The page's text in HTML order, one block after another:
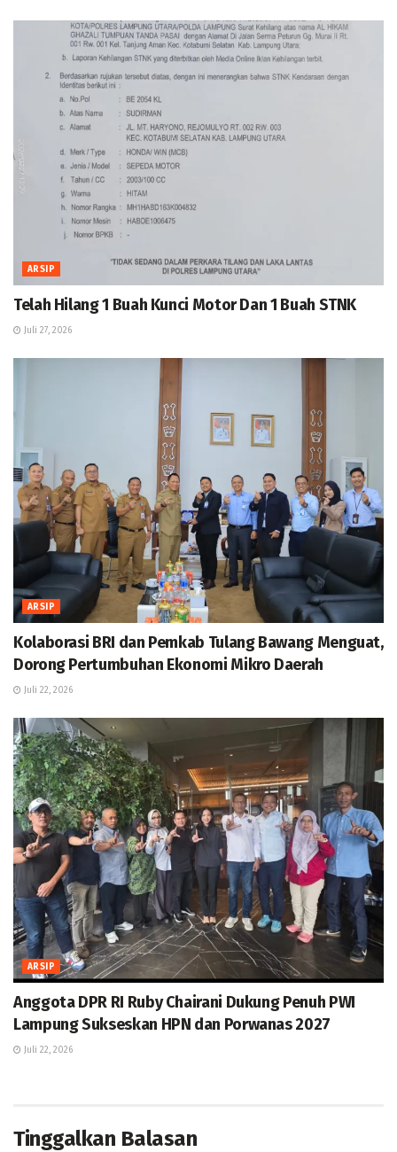
ARSIP
Telah Hilang 1 Buah Kunci Motor Dan 1 Buah STNK
Juli 27, 2026
ARSIP
Kolaborasi BRI dan Pemkab Tulang Bawang Menguat,
Dorong Pertumbuhan Ekonomi Mikro Daerah
Juli 22, 2026
ARSIP
Anggota DPR RI Ruby Chairani Dukung Penuh PWI
Lampung Sukseskan HPN dan Porwanas 2027
Juli 22, 2026
Tinggalkan Balasan